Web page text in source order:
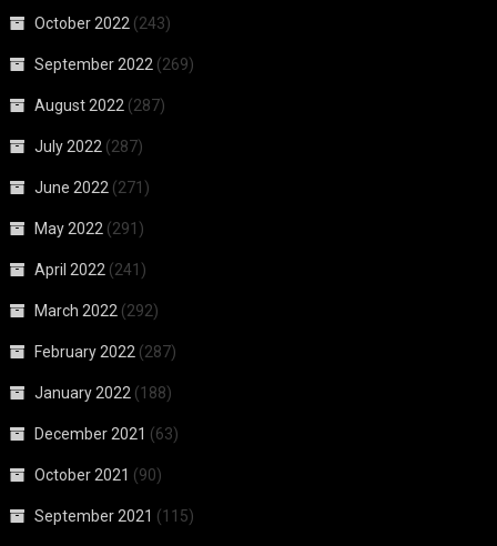
October 2022 (243)
September 2022 (269)
August 2022 (287)
July 2022 (287)
June 2022 (271)
May 2022 (291)
April 2022 (241)
March 2022 (292)
February 2022 (287)
January 2022 (188)
December 2021 (63)
October 2021 (90)
September 2021 (115)